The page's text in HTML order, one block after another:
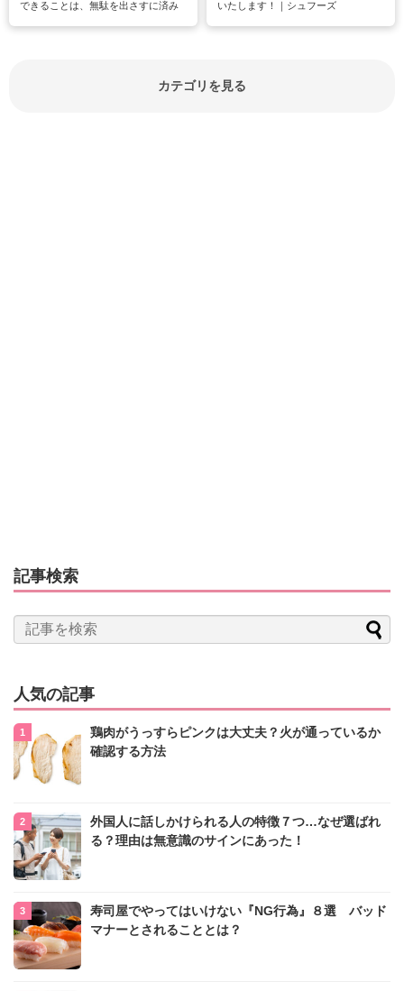
できることは、無駄を出さすに済み
いたします！｜シュフーズ
カテゴリを見る
記事検索
人気の記事
鶏肉がうっすらピンクは大丈夫？火が通っているか
確認する方法
外国人に話しかけられる人の特徴７つ…なぜ選ばれ
る？理由は無意識のサインにあった！
寿司屋でやってはいけない『NG行為』８選 バッド
マナーとされることとは？